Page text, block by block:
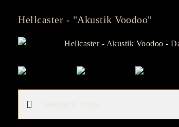
Hellcaster - "Akustik Voodoo"